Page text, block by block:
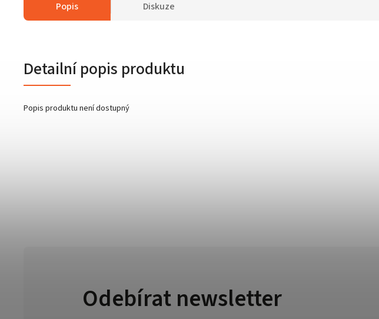
Popis Diskuze
Detailní popis produktu
Popis produktu není dostupný
Odebírat newsletter